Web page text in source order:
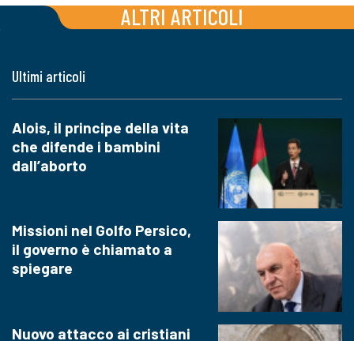
ALTRI ARTICOLI
Ultimi articoli
Alois, il principe della vita
che difende i bambini
dall’aborto
Missioni nel Golfo Persico,
il governo è chiamato a
spiegare
Nuovo attacco ai cristiani